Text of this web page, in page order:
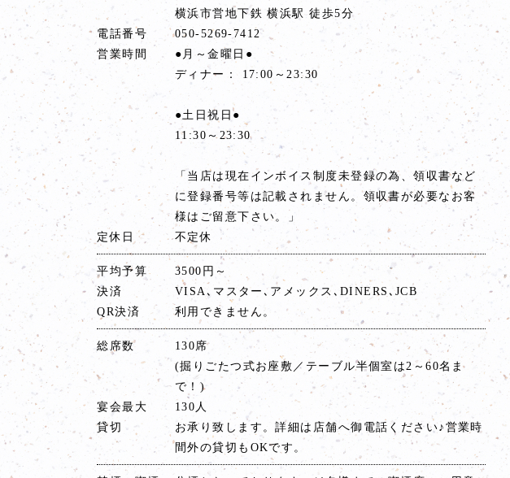
横浜市営地下鉄 横浜駅 徒歩5分
電話番号
050-5269-7412
営業時間
●月～金曜日●
ディナー： 17:00～23:30
●土日祝日●
11:30～23:30
「当店は現在インボイス制度未登録の為、領収書など
に登録番号等は記載されません。領収書が必要なお客
様はご留意下さい。」
定休日
不定休
平均予算
3500円～
決済
VISA､マスター､アメックス､DINERS､JCB
QR決済
利用できません。
総席数
130席
(掘りごたつ式お座敷／テーブル半個室は2～60名ま
で！)
宴会最大
130人
貸切
お承り致します。詳細は店舗へ御電話ください♪営業時
間外の貸切もOKです。